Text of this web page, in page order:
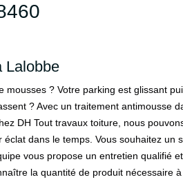
Lalobbe
? Votre parking est glissant
? Avec un traitement antimousse
DH Tout travaux toiture, nous
dans le temps. Vous souhaitez un
vous propose un entretien qualifié
la quantité de produit nécessaire à